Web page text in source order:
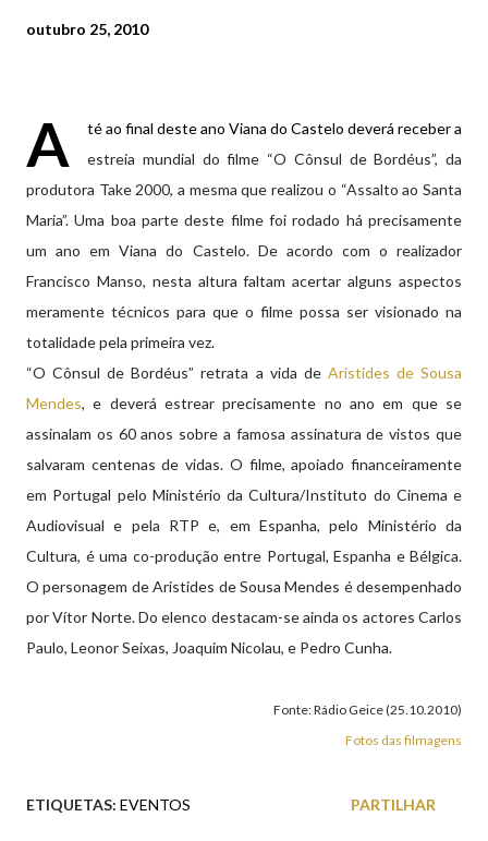
outubro 25, 2010
A
té ao final deste ano Viana do Castelo deverá receber a
estreia mundial do filme “O Cônsul de Bordéus”, da
produtora Take 2000, a mesma que realizou o “Assalto ao Santa
Maria”. Uma boa parte deste filme foi rodado há precisamente
um ano em Viana do Castelo. De acordo com o realizador
Francisco Manso, nesta altura faltam acertar alguns aspectos
meramente técnicos para que o filme possa ser visionado na
totalidade pela primeira vez.
“O Cônsul de Bordéus” retrata a vida de Aristides de Sousa
Mendes, e deverá estrear precisamente no ano em que se
assinalam os 60 anos sobre a famosa assinatura de vistos que
salvaram centenas de vidas. O filme, apoiado financeiramente
em Portugal pelo Ministério da Cultura/Instituto do Cinema e
Audiovisual e pela RTP e, em Espanha, pelo Ministério da
Cultura, é uma co-produção entre Portugal, Espanha e Bélgica.
O personagem de Aristides de Sousa Mendes é desempenhado
por Vítor Norte. Do elenco destacam-se ainda os actores Carlos
Paulo, Leonor Seixas, Joaquim Nicolau, e Pedro Cunha.
Fonte: Rádio Geice (25.10.2010)
Fotos das filmagens
ETIQUETAS: EVENTOS PARTILHAR